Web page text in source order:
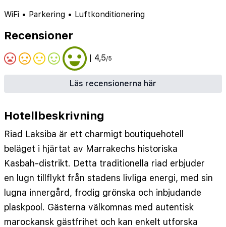
WiFi • Parkering • Luftkonditionering
Recensioner
| 4,5/5
Läs recensionerna här
Hotellbeskrivning
Riad Laksiba är ett charmigt boutiquehotell
beläget i hjärtat av Marrakechs historiska
Kasbah-distrikt. Detta traditionella riad erbjuder
en lugn tillflykt från stadens livliga energi, med sin
lugna innergård, frodig grönska och inbjudande
plaskpool. Gästerna välkomnas med autentisk
marockansk gästfrihet och kan enkelt utforska